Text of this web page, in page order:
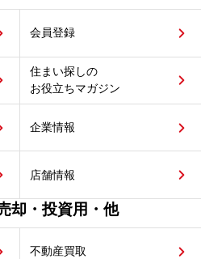
会員登録
住まい探しの
お役立ちマガジン
企業情報
店舗情報
却・投資用・他
不動産買取